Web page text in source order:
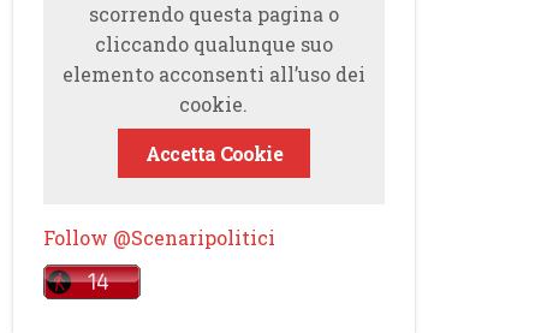
scorrendo questa pagina o
cliccando qualunque suo
elemento acconsenti all’uso dei
cookie.
Accetta Cookie
Follow @Scenaripolitici